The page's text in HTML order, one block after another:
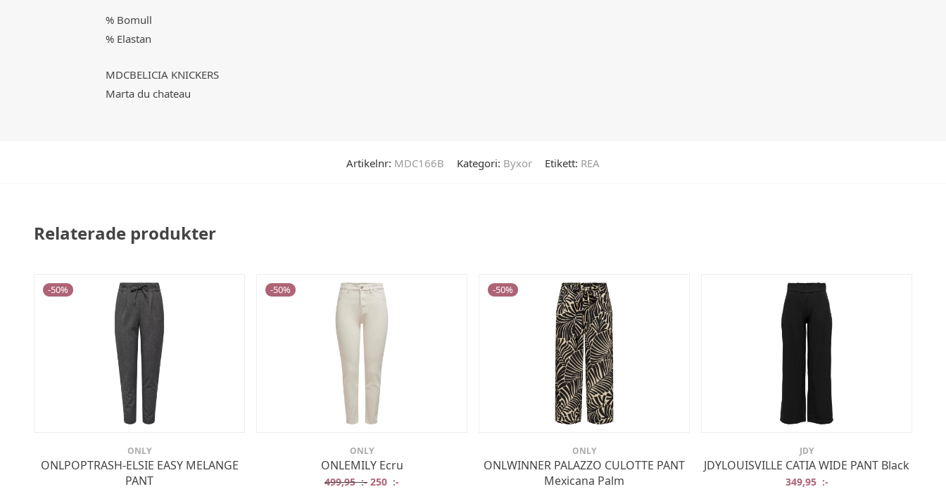
% Bomull
% Elastan
MDCBELICIA KNICKERS
Marta du chateau
Artikelnr: MDC166B Kategori: Byxor Etikett: REA
Relaterade produkter
-50%
ONLY
ONLPOPTRASH-ELSIE EASY MELANGE
PANT
-50%
ONLY
ONLEMILY Ecru
499,95:- Det ursprungliga priset var: 499,95 :-.
250 :- Det nuvarande priset är: 250 :-.
-50%
ONLY
ONLWINNER PALAZZO CULOTTE PANT
Mexicana Palm
JDY
JDYLOUISVILLE CATIA WIDE PANT Black
349,95 :-